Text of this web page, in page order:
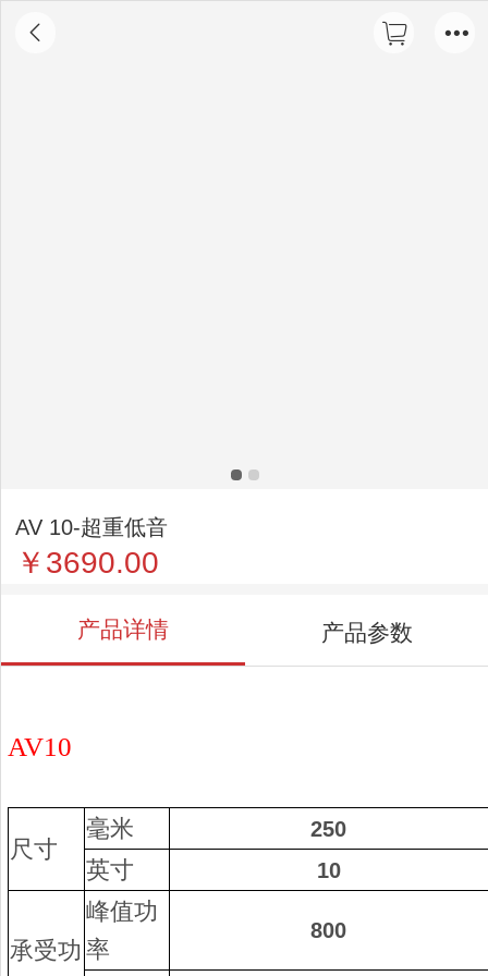
AV 10-超重低音
￥3690.00
产品详情 产品参数
AV10
尺寸
毫米 250
英寸 10
承受功
峰值功
率
800